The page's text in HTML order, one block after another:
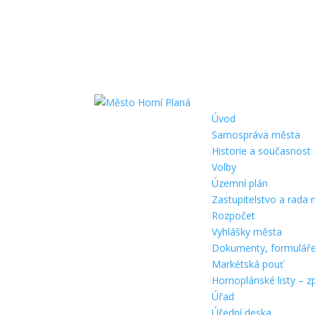
Úvod
Samospráva města
Historie a současnost
Volby
Územní plán
Zastupitelstvo a rada
Rozpočet
Vyhlášky města
Dokumenty, formuláře
Markétská pouť
Hornoplánské listy –
Úřad